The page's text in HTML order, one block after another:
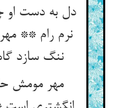
دل به دست او
نرم رام **
ننگ سازد
مهر مومش